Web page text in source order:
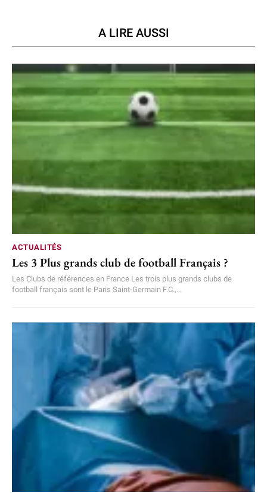
A LIRE AUSSI
ACTUALITÉS
Les 3 Plus grands club de football Français ?
Les Clubs de références en France Les trois plus grands clubs de
football français sont le Paris Saint-Germain F.C.,...